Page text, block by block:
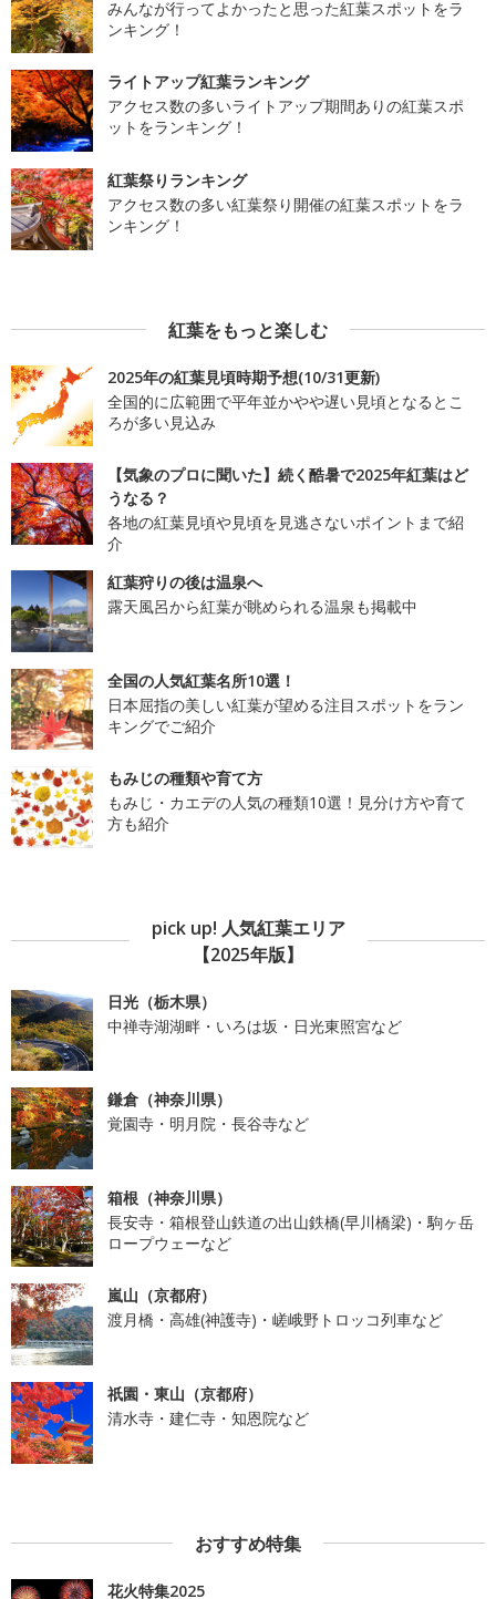
みんなが行ってよかったと思った紅葉スポットをラ
ンキング！
ライトアップ紅葉ランキング
アクセス数の多いライトアップ期間ありの紅葉スポ
ットをランキング！
紅葉祭りランキング
アクセス数の多い紅葉祭り開催の紅葉スポットをラ
ンキング！
紅葉をもっと楽しむ
2025年の紅葉見頃時期予想(10/31更新)
全国的に広範囲で平年並かやや遅い見頃となるとこ
ろが多い見込み
【気象のプロに聞いた】続く酷暑で2025年紅葉はど
うなる？
各地の紅葉見頃や見頃を見逃さないポイントまで紹
介
紅葉狩りの後は温泉へ
露天風呂から紅葉が眺められる温泉も掲載中
全国の人気紅葉名所10選！
日本屈指の美しい紅葉が望める注目スポットをラン
キングでご紹介
もみじの種類や育て方
もみじ・カエデの人気の種類10選！見分け方や育て
方も紹介
pick up! 人気紅葉エリア
【2025年版】
日光（栃木県）
中禅寺湖湖畔・いろは坂・日光東照宮など
鎌倉（神奈川県）
覚園寺・明月院・長谷寺など
箱根（神奈川県）
長安寺・箱根登山鉄道の出山鉄橋(早川橋梁)・駒ヶ岳
ロープウェーなど
嵐山（京都府）
渡月橋・高雄(神護寺)・嵯峨野トロッコ列車など
祇園・東山（京都府）
清水寺・建仁寺・知恩院など
おすすめ特集
花火特集2025